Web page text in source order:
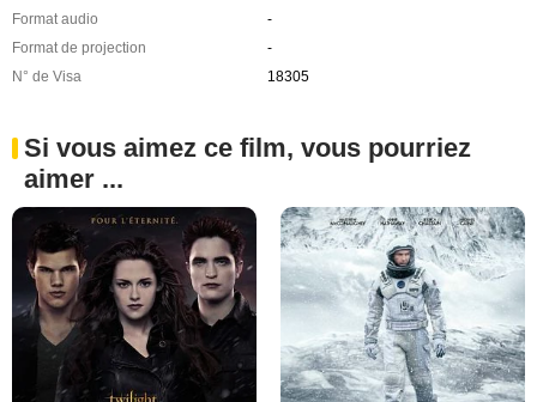
Format audio
-
Format de projection
-
N° de Visa
18305
Si vous aimez ce film, vous pourriez
aimer ...